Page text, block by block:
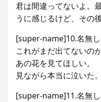
君は間違ってないよ。
うに感じるけど、その
[super-name]10.名無
これがまだ出てないの
あの花を見てほしい。
見ながら本当に泣いた。
[super-name]11.名無